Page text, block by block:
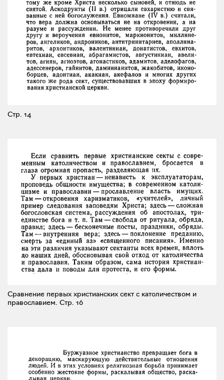
Стр. 14
Сравнение первых христианских сект с католичеством и
православием. Стр. 16